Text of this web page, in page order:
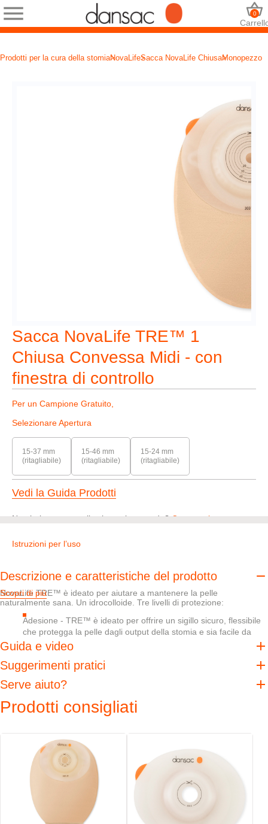
0
Prodotti per la cura della stomiaNovaLifeSacca NovaLife ChiusaMonopezzo
Sacca NovaLife TRE™ 1
Chiusa Convessa Midi - con
finestra di controllo
Per un Campione Gratuito,
Selezionare Apertura
15-37 mm
(ritagliabile)
15-46 mm
(ritagliabile)
15-24 mm
(ritagliabile)
Vedi la Guida Prodotti
Non hai trovato quello che stai cercando? Contattaci
Istruzioni per l’uso
Descrizione e caratteristiche del prodotto
NovaLife TRE™ è ideato per aiutare a mantenere la pelle
naturalmente sana. Un idrocolloide. Tre livelli di protezione:
Adesione - TRE™ è ideato per offrire un sigillo sicuro, flessibile
che protegga la pelle dagli output della stomia e sia facile da
rimuovere
in eccesso senza perdere la resistenza
pH balance - Quando gli enzimi digestivi vengono a contatto con
per l'attività enzimatica, contribuendo a ridurne gli effetti dannosi
sulla cute
Quando si tratta di cute peristomale, la protezione non è mai
abbastanza.
Caratteristiche
La convessità di 6 mm aiuta ad inserire correttamente lo stoma
nella sacca
La finestra di controllo EasiView™ è progettata per esaminare la
stomia con semplicità
Scopri di più
Guida e video
Suggerimenti pratici
Serve aiuto?
Prodotti consigliati